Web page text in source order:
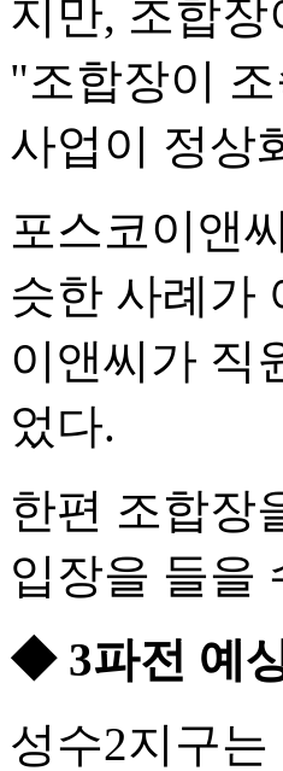
지만, 조합
"조합장이
사업이 정상
포스코이앤
슷한 사례가
이앤씨가 직
었다.
한편 조합장
입장을 들을
◆ 3파전 예
성수2지구